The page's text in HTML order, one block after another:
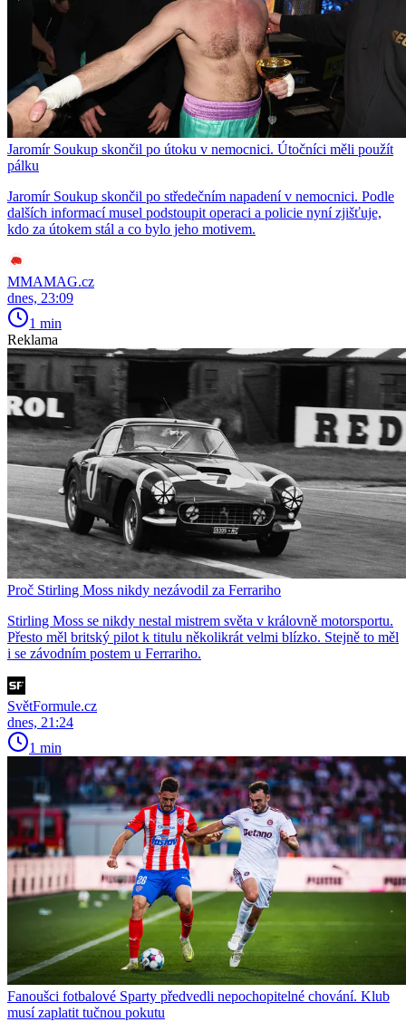
Jaromír Soukup skončil po útoku v nemocnici. Útočníci měli použít
pálku
Jaromír Soukup skončil po středečním napadení v nemocnici. Podle
dalších informací musel podstoupit operaci a policie nyní zjišťuje,
kdo za útokem stál a co bylo jeho motivem.
MMAMAG.cz
dnes, 23:09
1 min
Reklama
Proč Stirling Moss nikdy nezávodil za Ferrariho
Stirling Moss se nikdy nestal mistrem světa v královně motorsportu.
Přesto měl britský pilot k titulu několikrát velmi blízko. Stejně to měl
i se závodním postem u Ferrariho.
SvětFormule.cz
dnes, 21:24
1 min
Fanoušci fotbalové Sparty předvedli nepochopitelné chování. Klub
musí zaplatit tučnou pokutu